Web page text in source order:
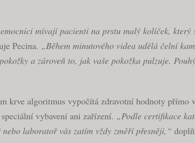
mívají pacienti na prstu malý kolíček,
Pecina. „Během minutového videa udělá čelní
a zároveň to, jak vaše pokožka pulzuje.
krve algoritmus vypočítá zdravotní hodnoty
vybavení ani zařízení. „Podle certifikace
laboratoř vás zatím vždy změří přesněji,“